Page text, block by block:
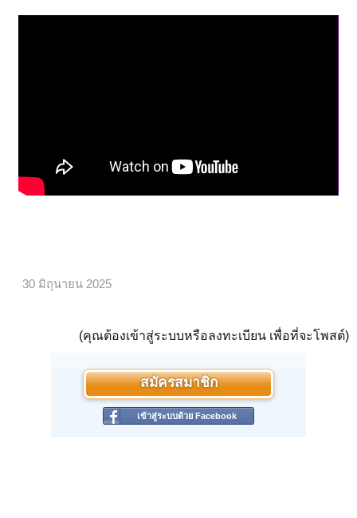
30 มิถุนายน 2025
(คุณต้องเข้าสู่ระบบหรือลงทะเบียน เพื่อที่จะโพสต์)
สมัครสมาชิก
เข้าสู่ระบบด้วย Facebook